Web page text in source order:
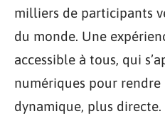
milliers de participants
du monde. Une
accessible à tous, qui
numériques pour
dynamique, plus